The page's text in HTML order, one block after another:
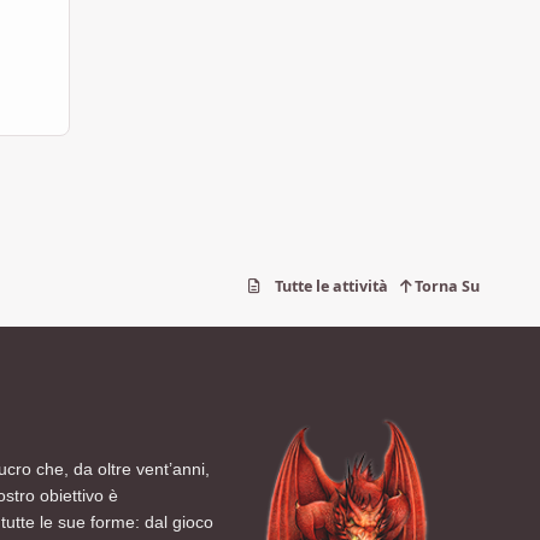
Tutte le attività Torna Su
che, da oltre vent’anni,
obiettivo è
le sue forme: dal gioco